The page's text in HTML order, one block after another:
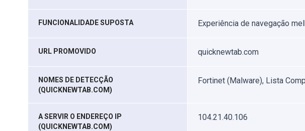
FUNCIONALIDADE SUPOSTA Experiência de navegação
URL PROMOVIDO quicknewtab.com
NOMES DE DETECÇÃO
(QUICKNEWTAB.COM)
Fortinet (Malware), Lista
A SERVIR O ENDEREÇO IP
(QUICKNEWTAB.COM)
104.21.40.106